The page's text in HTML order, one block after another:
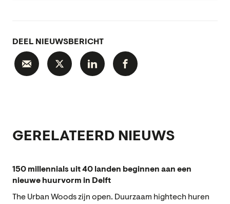
DEEL NIEUWSBERICHT
GERELATEERD NIEUWS
150 millennials uit 40 landen beginnen aan een
nieuwe huurvorm in Delft
The Urban Woods zijn open. Duurzaam hightech huren